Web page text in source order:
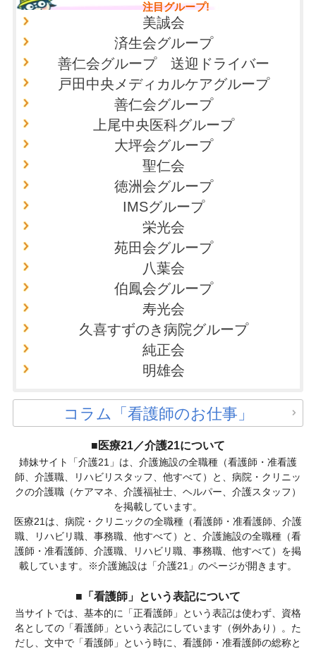
注目グループ!
美誠会
済生会グループ
善仁会グループ 送迎ドライバー
戸田中央メディカルケアグループ
善仁会グループ
上尾中央医科グループ
大坪会グループ
聖仁会
徳洲会グループ
IMSグループ
栄光会
苑田会グループ
八葉会
伯鳳会グループ
寿光会
久喜すずのき病院グループ
純正会
明雄会
コラム「看護師のお仕事」
■医療21／介護21について
姉妹サイト「介護21」は、介護施設の全職種（看護師・准看護
師、介護職、リハビリスタッフ、他すべて）と、病院・クリニッ
クの介護職（ケアマネ、介護福祉士、ヘルパー、介護スタッフ）
を掲載しています。
医療21は、病院・クリニックの全職種（看護師・准看護師、介護
職、リハビリ職、事務職、他すべて）と、介護施設の全職種（看
護師・准看護師、介護職、リハビリ職、事務職、他すべて）を掲
載しています。※介護施設は「介護21」のページが開きます。
■「看護師」という表記について
当サイトでは、基本的に「正看護師」という表記は使わず、資格
名としての「看護師」という表記にしています（例外あり）。た
だし、文中で「看護師」という時に、看護師・准看護師の総称と